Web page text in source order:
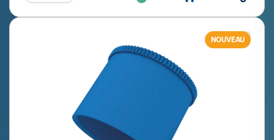
NOUVEAU